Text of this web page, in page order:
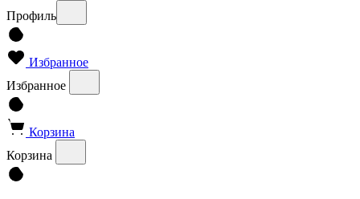
Профиль
Избранное
Избранное
Корзина
Корзина